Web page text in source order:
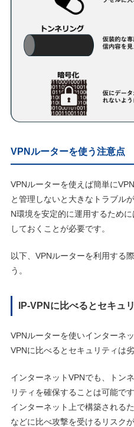
VPNルーターを使う注意点
VPNルーターを使えば簡単に
と管理しないと大きなトラブル
N環境を安定的に運用するため
しておくことが必要です。
以下、VPNルーターを利用する
う。
IP-VPNに比べるとセキュ
VPNルーターを使いインターネ
VPNに比べるとセキュリティは劣
インターネットVPNでも、トン
リティを確保することは可能で
インターネット上で構築される
などに比べ攻撃を受けるリスクが